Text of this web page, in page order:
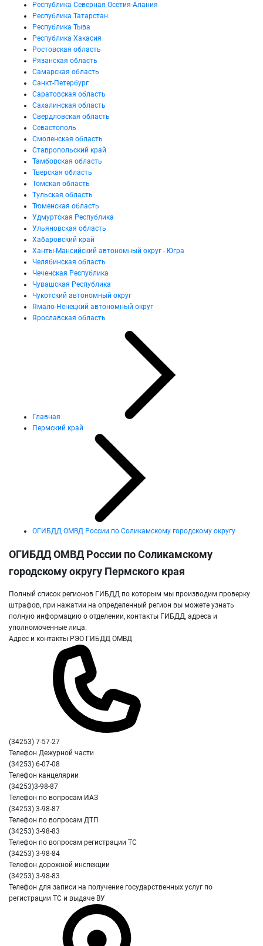
Республика Северная Осетия-Алания
Республика Татарстан
Республика Тыва
Республика Хакасия
Ростовская область
Рязанская область
Самарская область
Санкт-Петербург
Саратовская область
Сахалинская область
Свердловская область
Севастополь
Смоленская область
Ставропольский край
Тамбовская область
Тверская область
Томская область
Тульская область
Тюменская область
Удмуртская Республика
Ульяновская область
Хабаровский край
Ханты-Мансийский автономный округ - Югра
Челябинская область
Чеченская Республика
Чувашская Республика
Чукотский автономный округ
Ямало-Ненецкий автономный округ
Ярославская область
Главная
Пермский край
ОГИБДД ОМВД России по Соликамскому городскому округу
ОГИБДД ОМВД России по Соликамскому
городскому округу Пермского края
Полный список регионов ГИБДД по которым мы производим проверку
штрафов, при нажатии на определенный регион вы можете узнать
полную информацию о отделении, контакты ГИБДД, адреса и
уполномоченные лица.
Адрес и контакты РЭО ГИБДД ОМВД
(34253) 7-57-27
Телефон Дежурной части
(34253) 6-07-08
Телефон канцелярии
(34253)3-98-87
Телефон по вопросам ИАЗ
(34253) 3-98-87
Телефон по вопросам ДТП
(34253) 3-98-83
Телефон по вопросам регистрации ТС
(34253) 3-98-84
Телефон дорожной инспекции
(34253) 3-98-83
Телефон для записи на получение государственных услуг по
регистрации ТС и выдаче ВУ